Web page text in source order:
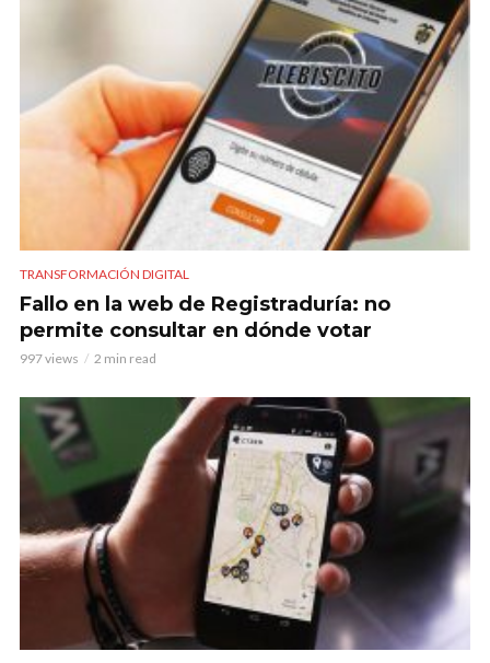
TRANSFORMACIÓN DIGITAL
Fallo en la web de Registraduría: no
permite consultar en dónde votar
997 views 2 min read